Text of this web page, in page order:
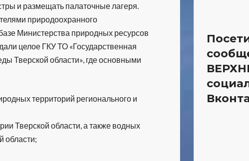
и размещать палаточные лагеря.
природоохранного
Министерства природных ресурсов
целое ГКУ ТО «Государственная
Тверской области», где основными
территорий регионального и
Тверской области, а также водных
области;